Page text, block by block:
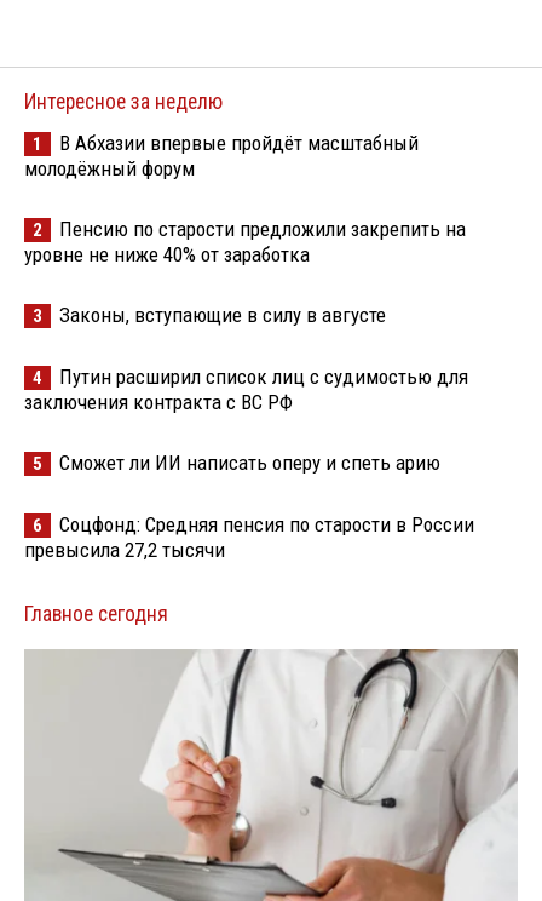
Интересное за неделю
1
В Абхазии впервые пройдёт масштабный
молодёжный форум
2
Пенсию по старости предложили закрепить на
уровне не ниже 40% от заработка
3 Законы, вступающие в силу в августе
4
Путин расширил список лиц с судимостью для
заключения контракта с ВС РФ
5 Сможет ли ИИ написать оперу и спеть арию
6
Соцфонд: Средняя пенсия по старости в России
превысила 27,2 тысячи
Главное сегодня